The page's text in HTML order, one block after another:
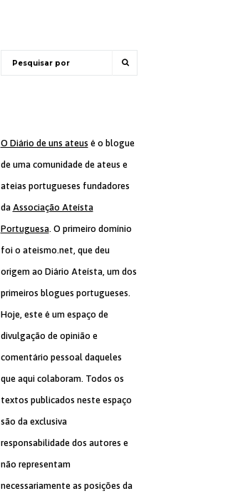
O Diário de uns ateus é o blogue
de uma comunidade de ateus e
ateias portugueses fundadores
da Associação Ateísta
Portuguesa. O primeiro domínio
foi o ateismo.net, que deu
origem ao Diário Ateísta, um dos
primeiros blogues portugueses.
Hoje, este é um espaço de
divulgação de opinião e
comentário pessoal daqueles
que aqui colaboram. Todos os
textos publicados neste espaço
são da exclusiva
responsabilidade dos autores e
não representam
necessariamente as posições da